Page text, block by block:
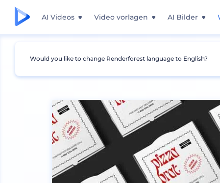
AI Videos Video vorlagen AI Bilder
Mockups Branding Andere Branding-
Would you like to change Renderforest language to English?